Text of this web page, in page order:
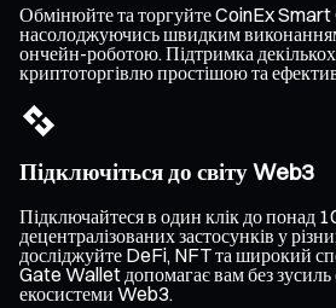
Обмінюйте та торгуйте CoinEx Smart
насолоджуючись швидким
ончейн-роботою. Підтримка
криптоторгівлю простішою та
Підключіться до світу Web3
Підключайтеся в один клік до понад
децентралізованих застосунків у
досліджуйте DeFi, NFT та широкий
Gate Wallet допомагає вам без
екосистеми Web3.